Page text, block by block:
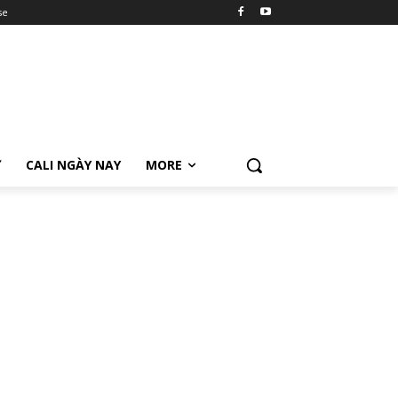
CALI NGÀY NAY MORE